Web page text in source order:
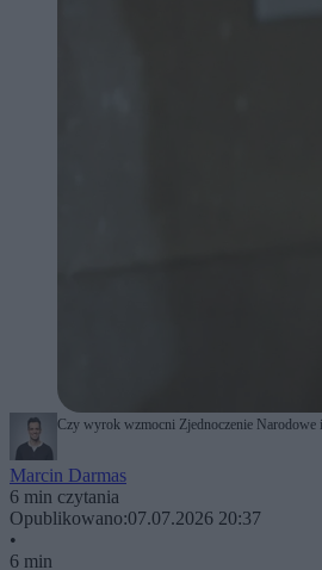
Czy wyrok wzmocni Zjednoczenie Narodowe
Marcin Darmas
6 min czytania
Opublikowano:07.07.2026 20:37
•
6 min